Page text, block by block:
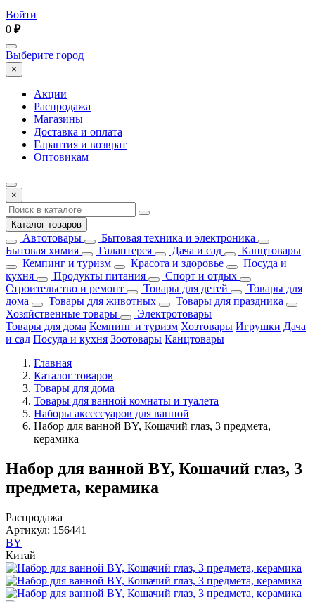
Войти
0 ₽
Выберите город
×
Акции
Распродажа
Магазины
Доставка и оплата
Гарантия и возврат
Оптовикам
×
Каталог товаров
Автотовары
Бытовая техника и электроника
Бытовая химия
Галантерея Дача и сад
Канцтовары
Кемпинг и туризм
Красота и здоровье
Посуда и
кухня
Продукты питания
Спорт и отдых
Строительство и ремонт
Товары для детей
Товары для
дома
Товары для животных
Товары для праздника
Хозяйственные товары
Электротовары
Товары для дома Кемпинг и туризм Хозтовары Игрушки Дача
и сад Посуда и кухня Зоотовары Канцтовары
Главная
Каталог товаров
Товары для дома
Товары для ванной комнаты и туалета
Наборы аксессуаров для ванной
Набор для ванной BY, Кошачий глаз, 3 предмета,
керамика
Набор для ванной BY, Кошачий глаз, 3
предмета, керамика
Распродажа
Артикул: 156441
BY
Китай